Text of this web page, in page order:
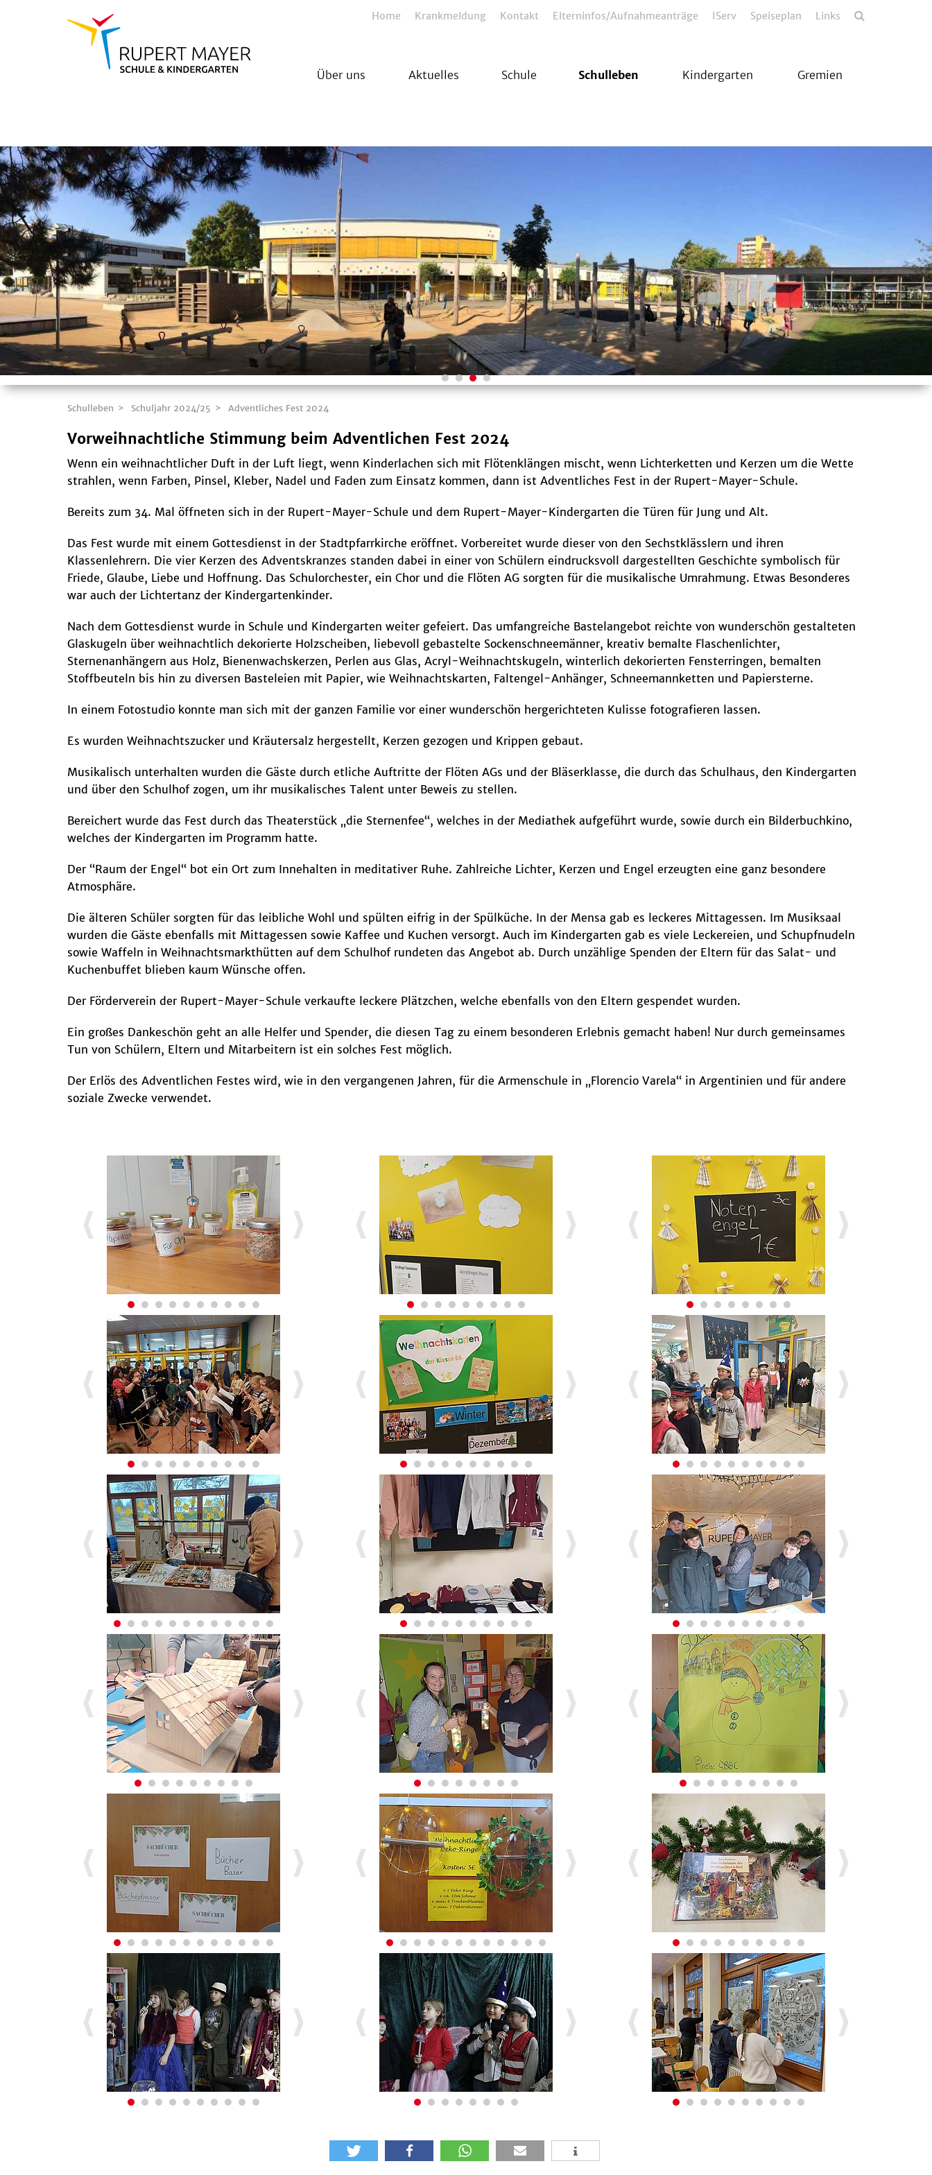
Home Krankmeldung Kontakt Elterninfos/Aufnahmeanträge IServ Speiseplan Links
Über uns Aktuelles Schule Schulleben Kindergarten Gremien
Schulleben Schuljahr 2024/25 Adventliches Fest 2024
Vorweihnachtliche Stimmung beim Adventlichen Fest 2024
Wenn ein weihnachtlicher Duft in der Luft liegt, wenn Kinderlachen sich mit Flötenklängen mischt, wenn Lichterketten und Kerzen um die Wette
strahlen, wenn Farben, Pinsel, Kleber, Nadel und Faden zum Einsatz kommen, dann ist Adventliches Fest in der Rupert-Mayer-Schule.
Bereits zum 34. Mal öffneten sich in der Rupert-Mayer-Schule und dem Rupert-Mayer-Kindergarten die Türen für Jung und Alt.
Das Fest wurde mit einem Gottesdienst in der Stadtpfarrkirche eröffnet. Vorbereitet wurde dieser von den Sechstklässlern und ihren
Klassenlehrern. Die vier Kerzen des Adventskranzes standen dabei in einer von Schülern eindrucksvoll dargestellten Geschichte symbolisch für
Friede, Glaube, Liebe und Hoffnung. Das Schulorchester, ein Chor und die Flöten AG sorgten für die musikalische Umrahmung. Etwas Besonderes
war auch der Lichtertanz der Kindergartenkinder.
Nach dem Gottesdienst wurde in Schule und Kindergarten weiter gefeiert. Das umfangreiche Bastelangebot reichte von wunderschön gestalteten
Glaskugeln über weihnachtlich dekorierte Holzscheiben, liebevoll gebastelte Sockenschneemänner, kreativ bemalte Flaschenlichter,
Sternenanhängern aus Holz, Bienenwachskerzen, Perlen aus Glas, Acryl-Weihnachtskugeln, winterlich dekorierten Fensterringen, bemalten
Stoffbeuteln bis hin zu diversen Basteleien mit Papier, wie Weihnachtskarten, Faltengel-Anhänger, Schneemannketten und Papiersterne.
In einem Fotostudio konnte man sich mit der ganzen Familie vor einer wunderschön hergerichteten Kulisse fotografieren lassen.
Es wurden Weihnachtszucker und Kräutersalz hergestellt, Kerzen gezogen und Krippen gebaut.
Musikalisch unterhalten wurden die Gäste durch etliche Auftritte der Flöten AGs und der Bläserklasse, die durch das Schulhaus, den Kindergarten
und über den Schulhof zogen, um ihr musikalisches Talent unter Beweis zu stellen.
Bereichert wurde das Fest durch das Theaterstück „die Sternenfee“, welches in der Mediathek aufgeführt wurde, sowie durch ein Bilderbuchkino,
welches der Kindergarten im Programm hatte.
Der “Raum der Engel“ bot ein Ort zum Innehalten in meditativer Ruhe. Zahlreiche Lichter, Kerzen und Engel erzeugten eine ganz besondere
Atmosphäre.
Die älteren Schüler sorgten für das leibliche Wohl und spülten eifrig in der Spülküche. In der Mensa gab es leckeres Mittagessen. Im Musiksaal
wurden die Gäste ebenfalls mit Mittagessen sowie Kaffee und Kuchen versorgt. Auch im Kindergarten gab es viele Leckereien, und Schupfnudeln
sowie Waffeln in Weihnachtsmarkthütten auf dem Schulhof rundeten das Angebot ab. Durch unzählige Spenden der Eltern für das Salat- und
Kuchenbuffet blieben kaum Wünsche offen.
Der Förderverein der Rupert-Mayer-Schule verkaufte leckere Plätzchen, welche ebenfalls von den Eltern gespendet wurden.
Ein großes Dankeschön geht an alle Helfer und Spender, die diesen Tag zu einem besonderen Erlebnis gemacht haben! Nur durch gemeinsames
Tun von Schülern, Eltern und Mitarbeitern ist ein solches Fest möglich.
Der Erlös des Adventlichen Festes wird, wie in den vergangenen Jahren, für die Armenschule in „Florencio Varela“ in Argentinien und für andere
soziale Zwecke verwendet.